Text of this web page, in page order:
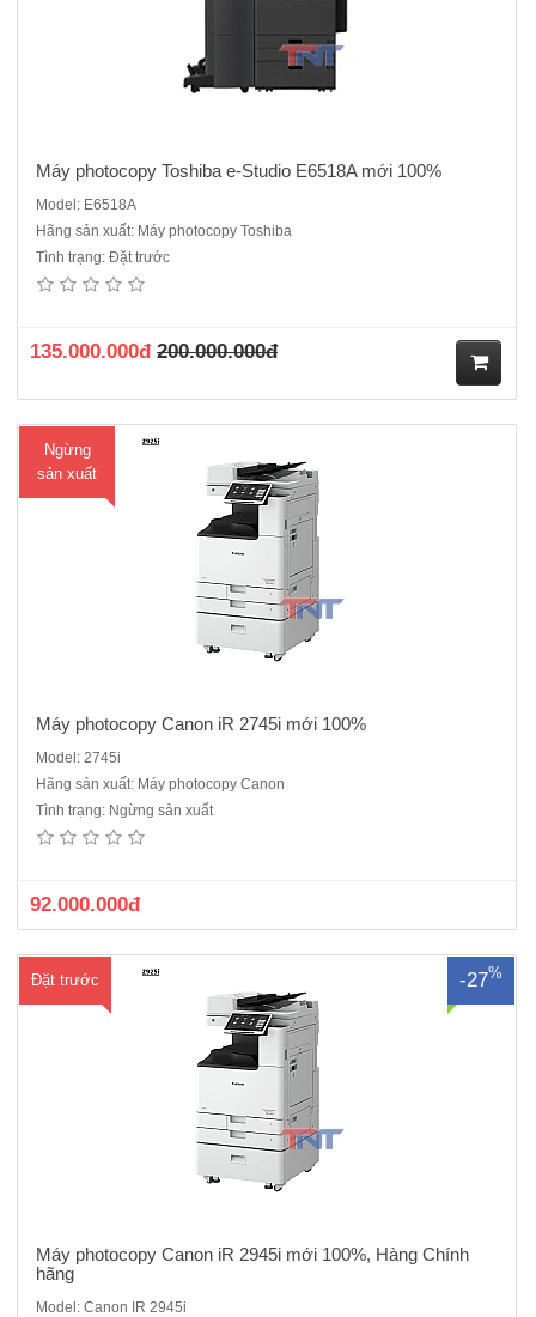
Máy photocopy Toshiba e-Studio E6518A mới 100%
Model: E6518A
Hãng sản xuất: Máy photocopy Toshiba
Tình trạng: Đặt trước
135.000.000đ 200.000.000đ
Ngừng
sản xuất
Máy photocopy Canon IR 2745i mới 100%Loại máy: Máy photocopy
laser đen trắng đa chức năngChức năng: Sao chụp (photo) – In –
Máy photocopy Canon iR 2745i mới 100%
Model: 2745i
Hãng sản xuất: Máy photocopy Canon
Tình trạng: Ngừng sản xuất
92.000.000đ
Đặt trước -27%
Máy Photocopy Canon IR 2945i mới 100%, Hàng Chính hãngChức
năng chính : Copy, In, QuétTốc độ sao chụp/ in : 45 trang A4/phútSao
chụp liên tục : 9,999 bảnBộ nhớ hệ thống: Tiêu chuẩn: 2 GB RAM;
Máy photocopy Canon iR 2945i mới 100%, Hàng Chính
hãng
Model: Canon IR 2945i